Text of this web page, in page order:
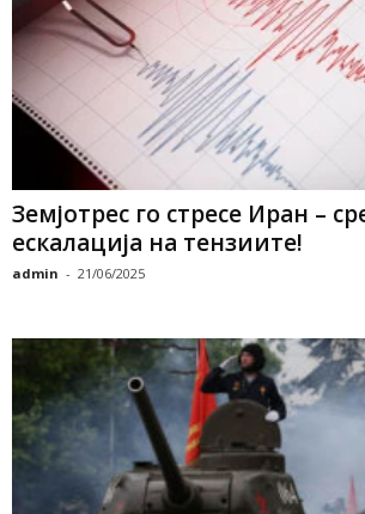
Земјотрес го стресе Иран –
ескалација на тензиите!
admin - 21/06/2025